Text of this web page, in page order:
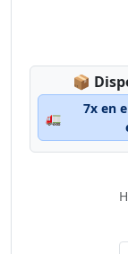
📦
🚛
7x en